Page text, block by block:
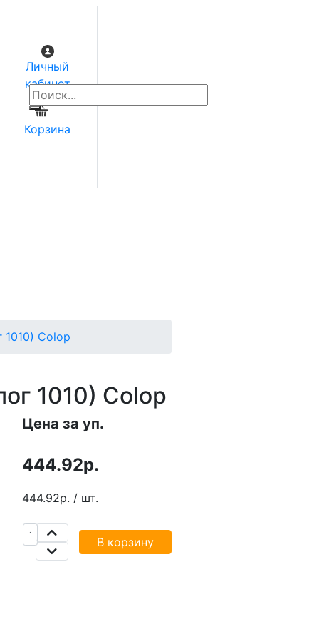
Личный
кабинет
Корзина
Colop
1010) Colop
Цена за уп.
444.92р.
444.92р. / шт.
В корзину